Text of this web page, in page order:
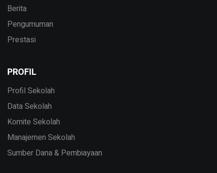
Berita
Pengumuman
Prestasi
PROFIL
Profil Sekolah
Data Sekolah
Komite Sekolah
Manajemen Sekolah
Sumber Dana & Pembiayaan